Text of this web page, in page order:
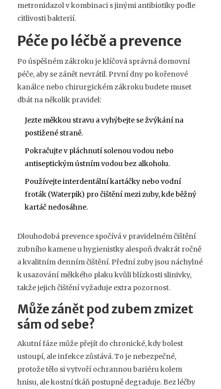
metronidazol v kombinaci s jinými antibiotiky podle
citlivosti bakterií.
Péče po léčbě a prevence
Po úspěšném zákroku je klíčová správná domovní
péče, aby se zánět nevrátil. První dny po kořenové
kanálce nebo chirurgickém zákroku budete muset
dbát na několik pravidel:
Jezte měkkou stravu a vyhýbejte se žvýkání na
postižené straně.
Pokračujte v pláchnutí solenou vodou nebo
antiseptickým ústním vodou bez alkoholu.
Používejte interdentální kartáčky nebo vodní
froták (Waterpik) pro čištění mezi zuby, kde běžný
kartáč nedosáhne.
Dlouhodobá prevence spočívá v pravidelném čištění
zubního kamene u hygienistky alespoň dvakrát ročně
a kvalitním denním čištění. Přední zuby jsou náchylné
k usazování měkkého plaku kvůli blízkosti slinivky,
takže jejich čištění vyžaduje extra pozornost.
Může zánět pod zubem zmizet
sám od sebe?
Akutní fáze může přejít do chronické, kdy bolest
ustoupí, ale infekce zůstává. To je nebezpečné,
protože tělo si vytvoří ochrannou bariéru kolem
hnisu, ale kostní tkáň postupně degraduje. Bez léčby